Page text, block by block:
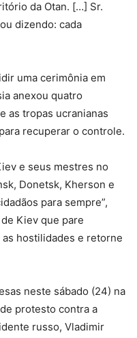
da Otan. […] Sr.
dizendo: cada
uma cerimônia em
anexou quatro
as tropas ucranianas
recuperar o controle.
e seus mestres no
Donetsk, Kherson e
para sempre”,
Kiev que pare
hostilidades e retorne
neste sábado (24) na
protesto contra a
russo, Vladimir